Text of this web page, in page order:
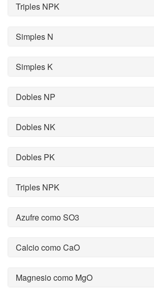
Triples NPK
Simples N
Simples K
Dobles NP
Dobles NK
Dobles PK
Triples NPK
Azufre como SO3
Calcio como CaO
Magnesio como MgO